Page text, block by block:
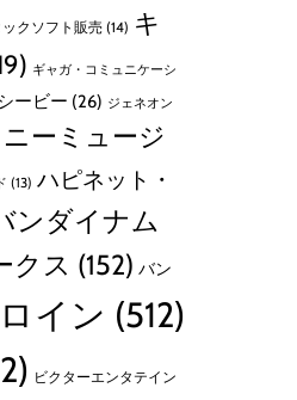
クソフト販売 (14) キ
ギャガ・コミュニケーシ
ービー (26) ジェネオン
ニーミュージ
(13) ハピネット・
ンダイナム
クス (152) バン
イン (512)
ビクターエンタテイン